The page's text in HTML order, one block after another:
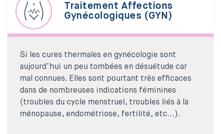
Traitement Affections
Gynécologiques (GYN)
Si les cures thermales en gynécologie sont
aujourd’hui un peu tombées en désuétude car
mal connues. Elles sont pourtant très efficaces
dans de nombreuses indications féminines
(troubles du cycle menstruel, troubles liés à la
ménopause, endométriose, fertilité, etc...).